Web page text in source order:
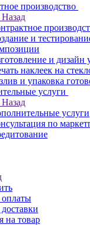
производство
Назад
и
и дизайн
наклеек на
и упаковка
услуги
Назад
услуги
по
оплаты
на товар